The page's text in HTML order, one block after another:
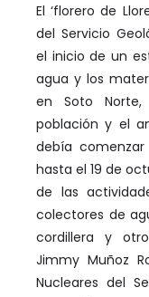
El ‘florero de
del Servicio
el inicio de un
agua y los
en Soto
población y el
debía
hasta el 19 de
de las
colectores de
cordillera y
Jimmy Muñoz
Nucleares del